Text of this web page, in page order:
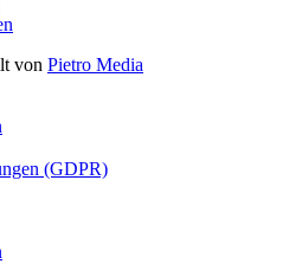
von Pietro Media
(GDPR)